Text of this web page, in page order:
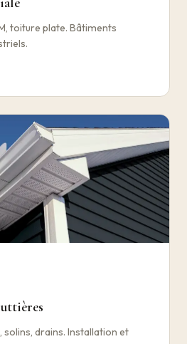
toiture plate. Bâtiments
solins, drains. Installation et